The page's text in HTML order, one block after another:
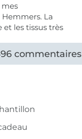
La
et les tissus très
commentaires